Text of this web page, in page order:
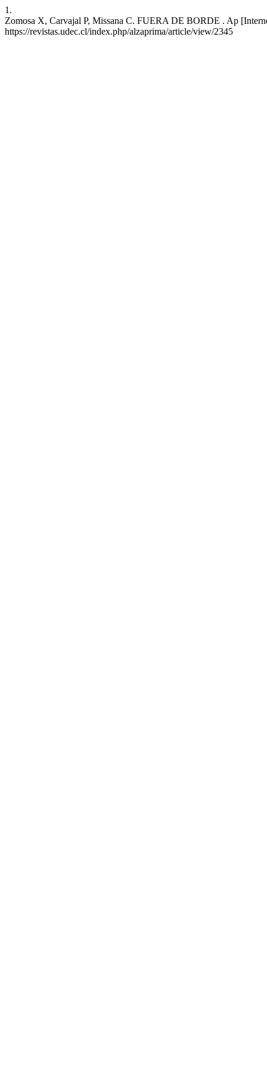
1.
Zomosa X, Carvajal P, Missana C. FUERA DE BORDE . Ap
https://revistas.udec.cl/index.php/alzaprima/article/view/2345